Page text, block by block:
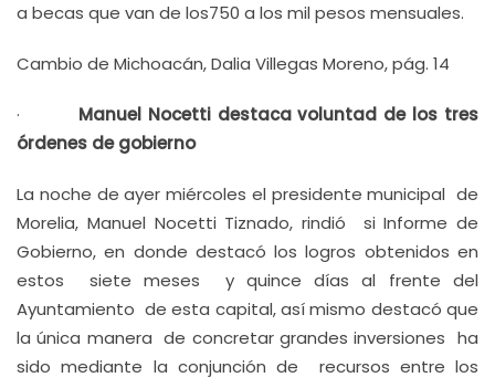
a becas que van de los750 a los mil pesos mensuales.
Cambio de Michoacán, Dalia Villegas Moreno, pág. 14
· Manuel Nocetti destaca voluntad de los tres
órdenes de gobierno
La noche de ayer miércoles el presidente municipal de
Morelia, Manuel Nocetti Tiznado, rindió si Informe de
Gobierno, en donde destacó los logros obtenidos en
estos siete meses y quince días al frente del
Ayuntamiento de esta capital, así mismo destacó que
la única manera de concretar grandes inversiones ha
sido mediante la conjunción de recursos entre los